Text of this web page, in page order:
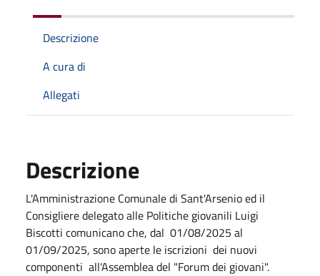
Descrizione
A cura di
Allegati
Descrizione
L'Amministrazione Comunale di Sant'Arsenio ed il
Consigliere delegato alle Politiche giovanili Luigi
Biscotti comunicano che, dal 01/08/2025 al
01/09/2025, sono aperte le iscrizioni dei nuovi
componenti all'Assemblea del "Forum dei giovani".